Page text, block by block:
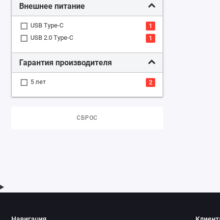
Внешнее питание
USB Type-C
1
USB 2.0 Type-C
1
Гарантия производителя
5 лет 2
СБРОС